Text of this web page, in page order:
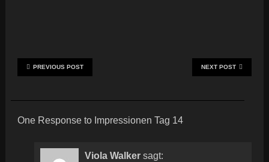
NEXT POST
PREVIOUS POST
One Response to Impressionen Tag 14
Viola Walker sagt: